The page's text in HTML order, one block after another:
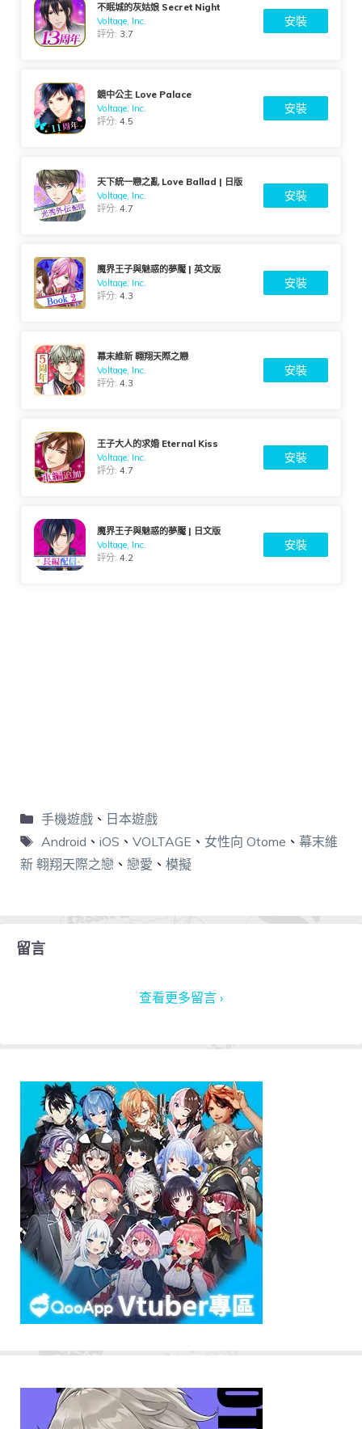
不眠城的灰姑娘 Secret Night
Voltage, Inc.
評分: 3.7
安裝
鏡中公主 Love Palace
Voltage, Inc.
評分:4.5
安裝
天下統一戀之亂 Love Ballad | 日版
Voltage, Inc.
評分:4.7
安裝
魔界王子與魅惑的夢魘 | 英文版
Voltage, Inc.
評分:4.3
安裝
幕末維新 翱翔天際之戀
Voltage, Inc.
評分:4.3
安裝
王子大人的求婚 Eternal Kiss
Voltage, Inc.
評分:4.7
安裝
魔界王子與魅惑的夢魘 | 日文版
Voltage, Inc.
評分:4.2
安裝
手機遊戲、 日本遊戲
Android 、 iOS 、 VOLTAGE 、 女性向 Otome 、 幕末維
新 翱翔天際之戀 、 戀愛 、 模擬
留言
查看更多留言 ›